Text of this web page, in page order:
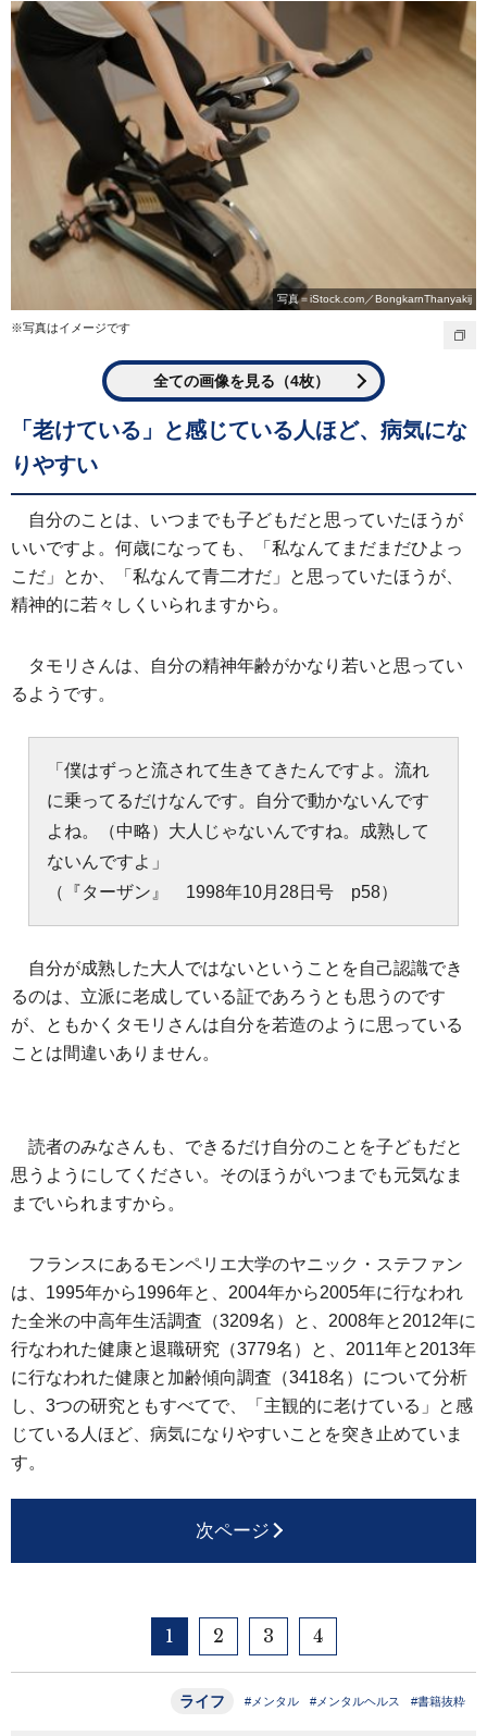
写真＝iStock.com／BongkarnThanyakij
※写真はイメージです
全ての画像を見る（4枚）
「老けている」と感じている人ほど、病気にな
りやすい
自分のことは、いつまでも子どもだと思っていたほうが
いいですよ。何歳になっても、「私なんてまだまだひよっ
こだ」とか、「私なんて青二才だ」と思っていたほうが、
精神的に若々しくいられますから。
タモリさんは、自分の精神年齢がかなり若いと思ってい
るようです。
「僕はずっと流されて生きてきたんですよ。流れ
に乗ってるだけなんです。自分で動かないんです
よね。（中略）大人じゃないんですね。成熟して
ないんですよ」
（『ターザン』 1998年10月28日号 p58）
自分が成熟した大人ではないということを自己認識でき
るのは、立派に老成している証であろうとも思うのです
が、ともかくタモリさんは自分を若造のように思っている
ことは間違いありません。
読者のみなさんも、できるだけ自分のことを子どもだと
思うようにしてください。そのほうがいつまでも元気なま
までいられますから。
フランスにあるモンペリエ大学のヤニック・ステファン
は、1995年から1996年と、2004年から2005年に行なわれ
た全米の中高年生活調査（3209名）と、2008年と2012年に
行なわれた健康と退職研究（3779名）と、2011年と2013年
に行なわれた健康と加齢傾向調査（3418名）について分析
し、3つの研究ともすべてで、「主観的に老けている」と感
じている人ほど、病気になりやすいことを突き止めていま
す。
次ページ
1 2 3 4
ライフ #メンタル #メンタルヘルス #書籍抜粋